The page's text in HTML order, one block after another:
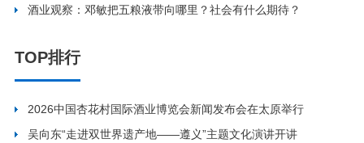
酒业观察：邓敏把五粮液带向哪里？社会有什么期待？
TOP排行
2026中国杏花村国际酒业博览会新闻发布会在太原举行
吴向东“走进双世界遗产地——遵义”主题文化演讲开讲